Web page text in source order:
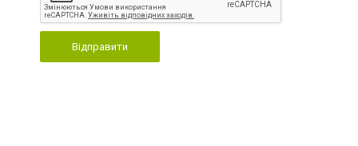
Відправити